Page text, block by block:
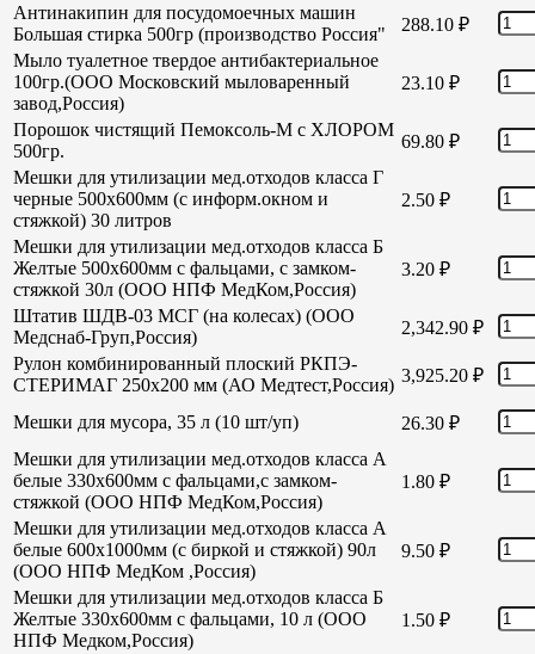
Антинакипин для посудомоечных машин
Большая стирка 500гр (производство Россия"
288.10 ₽
Мыло туалетное твердое антибактериальное
100гр.(ООО Московский мыловаренный
завод,Россия)
23.10 ₽
Порошок чистящий Пемоксоль-М с ХЛОРОМ
500гр.
69.80 ₽
Мешки для утилизации мед.отходов класса Г
черные 500х600мм (с информ.окном и
стяжкой) 30 литров
2.50 ₽
Мешки для утилизации мед.отходов класса Б
Желтые 500х600мм с фальцами, с замком-
стяжкой 30л (ООО НПФ МедКом,Россия)
3.20 ₽
Штатив ШДВ-03 МСГ (на колесах) (ООО
Медснаб-Груп,Россия)
2,342.90 ₽
Рулон комбинированный плоский РКПЭ-
СТЕРИМАГ 250х200 мм (АО Медтест,Россия) 3,925.20 ₽
Мешки для мусора, 35 л (10 шт/уп) 26.30 ₽
Мешки для утилизации мед.отходов класса А
белые 330х600мм с фальцами,с замком-
стяжкой (ООО НПФ МедКом,Россия)
1.80 ₽
Мешки для утилизации мед.отходов класса А
белые 600х1000мм (с биркой и стяжкой) 90л
(ООО НПФ МедКом ,Россия)
9.50 ₽
Мешки для утилизации мед.отходов класса Б
Желтые 330х600мм с фальцами, 10 л (ООО
НПФ Медком,Россия)
1.50 ₽